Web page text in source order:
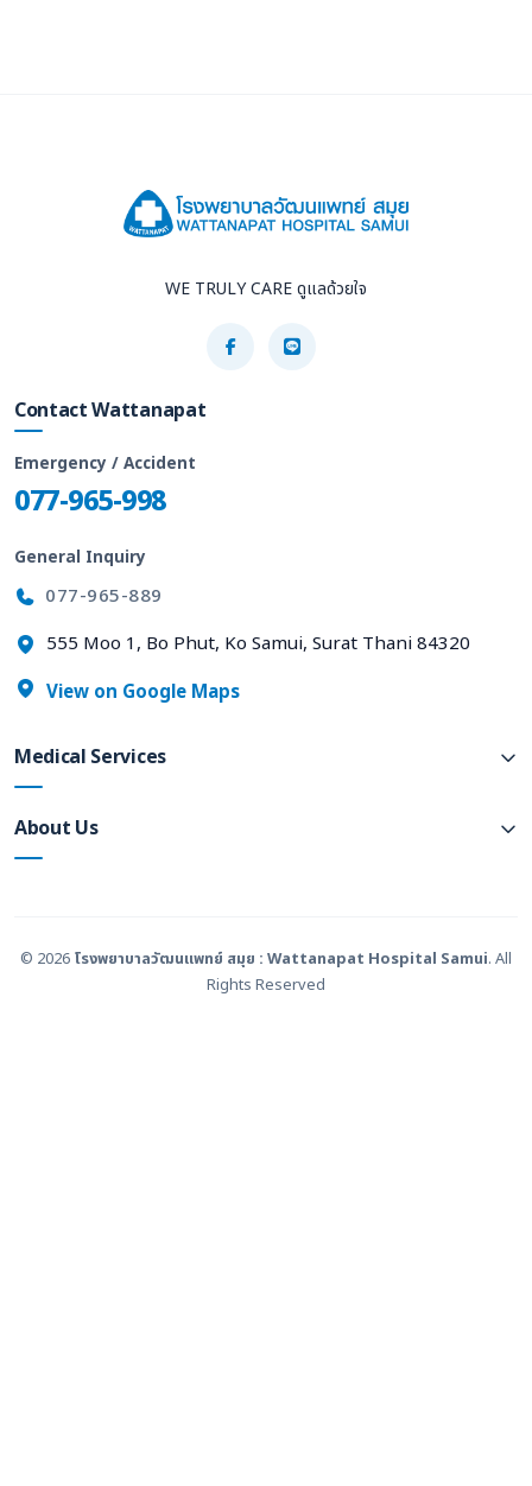
WE TRULY CARE ดูแลด้วยใจ
Contact Wattanapat
Emergency / Accident
077-965-998
General Inquiry
077-965-889
555 Moo 1, Bo Phut, Ko Samui, Surat Thani 84320
View on Google Maps
Medical Services
About Us
© 2026 โรงพยาบาลวัฒนแพทย์ สมุย : Wattanapat Hospital Samui. All
Rights Reserved